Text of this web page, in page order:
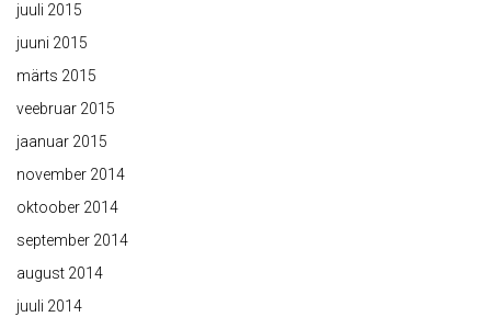
juuli 2015
juuni 2015
märts 2015
veebruar 2015
jaanuar 2015
november 2014
oktoober 2014
september 2014
august 2014
juuli 2014